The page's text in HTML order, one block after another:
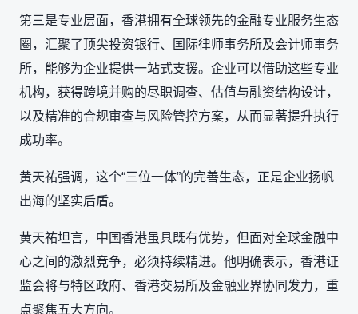
第三是专业层面，香港拥有全球领先的金融专业服务生态
圈，汇聚了顶尖投资银行、国际律师事务所及会计师事务
所，能够为企业提供一站式支援。企业可以借助这些专业
机构，获得跨境并购的尽职调查、估值与融资结构设计，
以及精准的合规审查与风险管控方案，从而显著提升执行
成功率。
黄天祐强调，这个“三位一体”的完善生态，正是企业扬帆
出海的坚实后盾。
黄天祐坦言，中国香港虽具既有优势，但面对全球金融中
心之间的激烈竞争，必须持续精进。他明确表示，香港证
监会将与特区政府、香港交易所及金融业界协同发力，重
点聚焦五大方向。